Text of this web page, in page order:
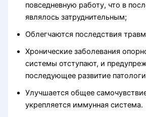
повседневную работу, что в
являлось затруднительным;
Облегчаются последствия
Хронические заболевания
системы отступают, и
последующее развитие
Улучшается общее
укрепляется иммунная система.